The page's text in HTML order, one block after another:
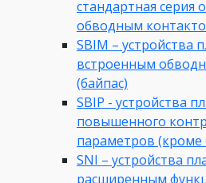
стандартная серия
обводным
SBIM – устройства
встроенным
(байпас)
SBIP - устройства
повышенного
параметров (кроме
SNI – устройства
расширенным